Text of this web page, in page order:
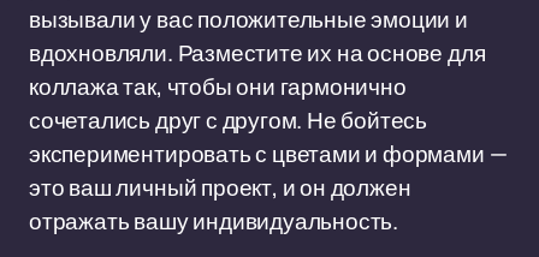
вызывали у вас положительные эмоции и
вдохновляли. Разместите их на основе для
коллажа так, чтобы они гармонично
сочетались друг с другом. Не бойтесь
экспериментировать с цветами и формами —
это ваш личный проект, и он должен
отражать вашу индивидуальность.